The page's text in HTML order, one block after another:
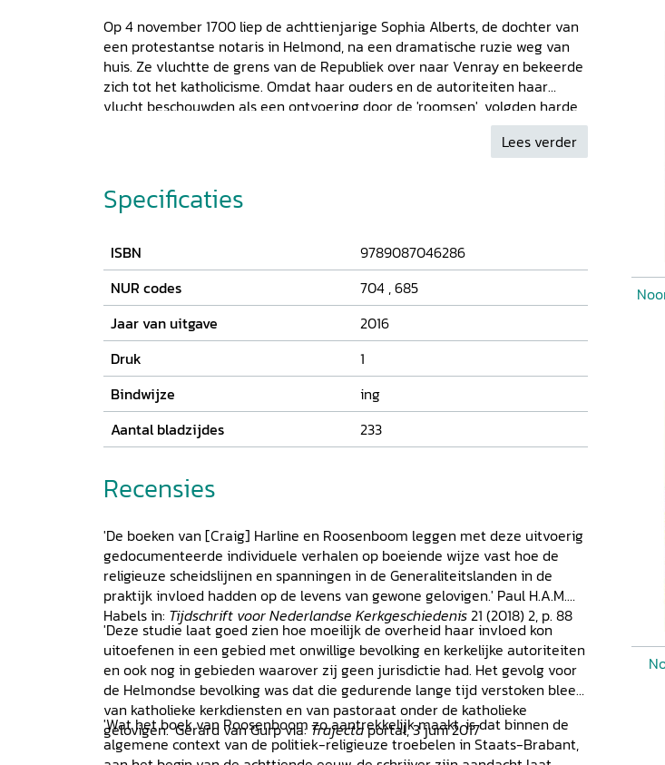
Op 4 november 1700 liep de achttienjarige Sophia Alberts, de dochter van
een protestantse notaris in Helmond, na een dramatische ruzie weg van
huis. Ze vluchtte de grens van de Republiek over naar Venray en bekeerde
zich tot het katholicisme. Omdat haar ouders en de autoriteiten haar
vlucht beschouwden als een ontvoering door de 'roomsen', volgden harde
maatregelen om de katholieken te dwingen het meisje terug te brengen.
Ondanks alle druk die op haar werd uitgeoefend, weigerde Sophia naar
Nederlanden, waar ze evenmin veilig was. Deze geschiedenis van Sophia
Alberts is niet alleen een verbijsterend verhaal, maar laat ook zien hoe
konden oplopen. Daarnaast biedt het inzicht in de verhouding tussen
ouders en kinderen in een eeuw waarin van kinderen absolute
gehoorzaamheid werd geëist.
Lees verder
Specificaties
ISBN
9789087046286
NUR codes
704 ,685
Jaar van uitgave
2016
Druk
1
Bindwijze
ing
Aantal bladzijdes
233
Recensies
'De boeken van [Craig] Harline en Roosenboom leggen met deze uitvoerig
gedocumenteerde individuele verhalen op boeiende wijze vast hoe de
religieuze scheidslijnen en spanningen in de Generaliteitslanden in de
praktijk invloed hadden op de levens van gewone gelovigen.' Paul H.A.M.
Habels in: Tijdschrift voor Nederlandse Kerkgeschiedenis21 (2018) 2, p. 88
'Deze studie laat goed zien hoe moeilijk de overheid haar invloed kon
uitoefenen in een gebied met onwillige bevolking en kerkelijke autoriteiten
en ook nog in gebieden waarover zij geen jurisdictie had. Het gevolg voor
de Helmondse bevolking was dat die gedurende lange tijd verstoken bleef
van katholieke kerkdiensten en van pastoraat onder de katholieke
gelovigen.' Gerard van Gurp via:Trajectaportal, 3 juni 2017
'Wat het boek van Roosenboom zo aantrekkelijk maakt, is dat binnen de
algemene context van de politiek-religieuze troebelen in Staats-Brabant,